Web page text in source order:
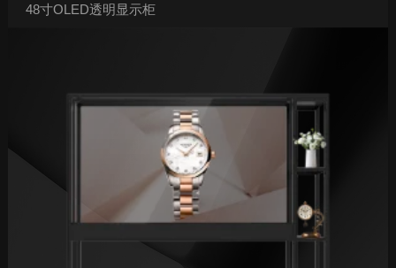
48寸OLED透明显示柜